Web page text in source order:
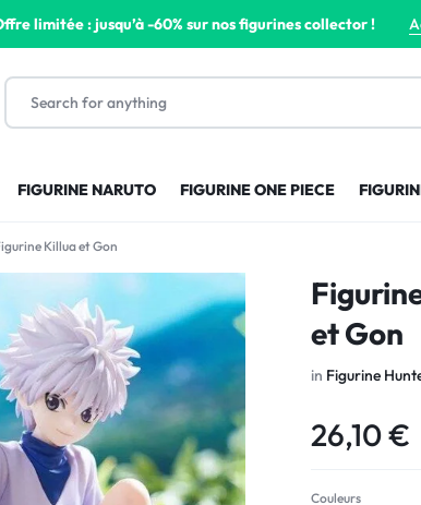
limitée : jusqu’à -60% sur nos figurines collector !
FIGURINE NARUTO FIGURINE ONE PIECE
Killua et Gon
et Gon
in Figurine
26,10€
Couleurs